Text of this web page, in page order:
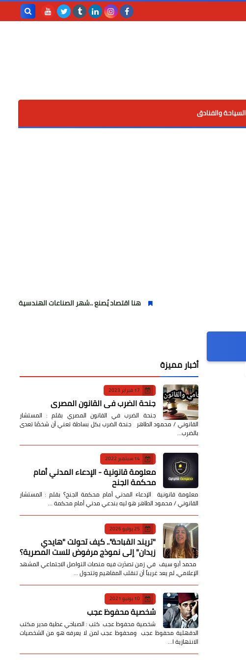
السياحة والفنادق
هنا اقتصاد يُصنع ..شهر الصناعات الهندسية : حيث تتحول الفكرة
أخبار مميزة
17 فبراير 2023
جنحة الضرب في القانون المصري
جنحة الضرب في القانون المصري بقلم : المستشار
القانوني / محمود الطاهر جنحة الضرب بكل بساطة تعني أن شخصًا تعدى
بالضرب…
14 سبتمبر 2022
معلومة قانونية - الإدعاء المدني أمام
محكمة الجنح
معلومة قانونية الإدعاء المدني أمام محكمة الجنح؟ بقلم : المستشار
القانوني / محمود الطاهر هو ليه بندعي مدني أمام محكمة …
25 يوليو 2026
​"تريند القباحة".. كيف تحولت "هايدي
زيدان" إلى نموذج مرفوض للست المصرية؟
​ محمد أبو سيف ​في زمن تصدّرت فيه منصات التواصل الاجتماعي المشهد
الإعلامي، لم يعد غريباً أن تنقلب المفاهيم وتتحول …
10 يونيو 2021
شخصية محفوظ عجب
شخصية محفوظ عجب كتب : الصباحي عطية مدير مكتب
الدقهلية محفوظ عجب ومحفوظ عجب لمن لا يعرفه هو من الشخصيات
الانتهازية ا…